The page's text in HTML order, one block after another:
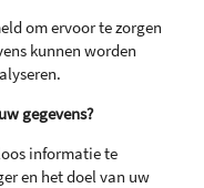
om ervoor te zorgen
kunnen worden
gegevens?
informatie te
en het doel van uw